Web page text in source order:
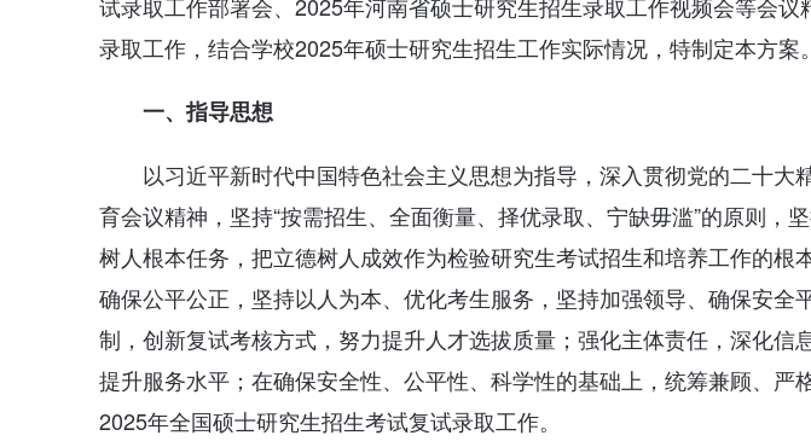
录取工作，结合学校2025年硕士研究生招生工作实际情况，特制定本方案。
一、指导思想
以习近平新时代中国特色社会主义思想为指导，深入贯彻党的二十大
育会议精神，坚持“按需招生、全面衡量、择优录取、宁缺毋滥”的原则，
树人根本任务，把立德树人成效作为检验研究生考试招生和培养工作的根
确保公平公正，坚持以人为本、优化考生服务，坚持加强领导、确保安全
制，创新复试考核方式，努力提升人才选拔质量；强化主体责任，深化信
提升服务水平；在确保安全性、公平性、科学性的基础上，统筹兼顾、严
2025年全国硕士研究生招生考试复试录取工作。